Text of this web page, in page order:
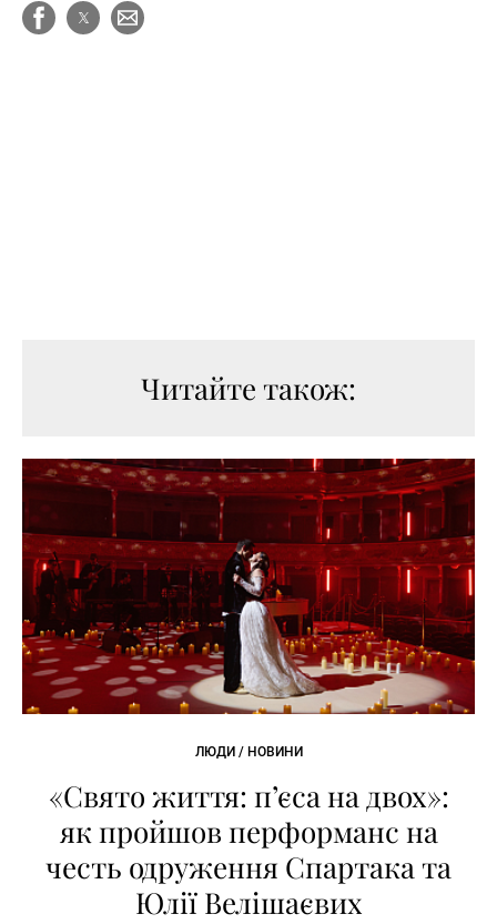
Читайте також:
ЛЮДИ / НОВИНИ
«Свято життя: п’єса на двох»:
як пройшов перформанс на
честь одруження Спартака та
Юлії Велішаєвих